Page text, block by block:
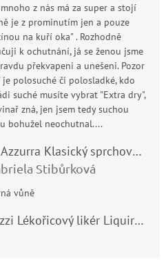
z nás má za super a stojí
je z prominutím jen a pouze
na kuří oka" . Rozhodně
k ochutnání, já se ženou jsme
překvapeni a unešeni. Pozor
je polosuché či polosladké, kdo
suché musíte vybrat "Extra dry",
zná, jen jsem tedy suchou
bohužel neochutnal....
Felce Azzurra Klasický sprchový gel - doccia gel 400ml
produktu je 5 z 5 hvězdiček.
Stibůrková
vůně
Paolazzi Lékořicový likér Liquirizia 24% 0,7L
produktu je 5 z 5 hvězdiček.